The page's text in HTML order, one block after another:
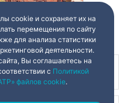
cookie и сохраняет их на
перемещения по сайту
для анализа статистики
деятельности.
Вы соглашаетесь на
с Политикой
файлов cookie.